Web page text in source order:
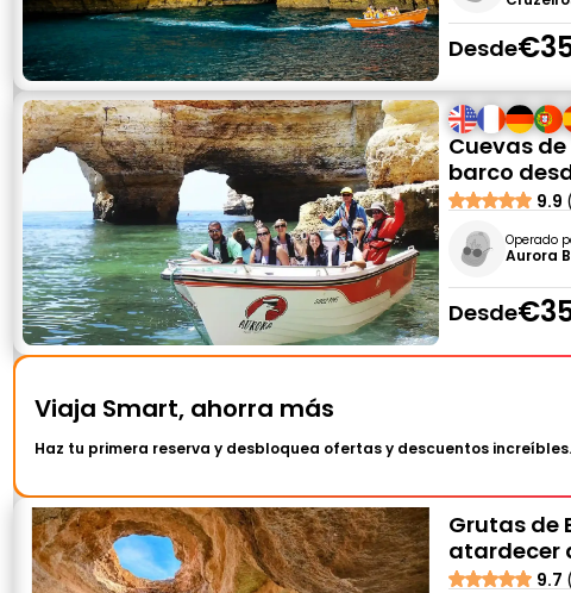
Desde
Cuevas
barco
9.9
Operado
Aurora
Desde
Viaja Smart, ahorra más
Haz tu primera reserva y desbloquea ofertas y descuentos increíbles.
Grutas de
atardecer
9.7